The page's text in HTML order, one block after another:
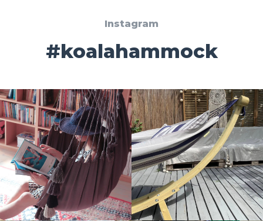
Instagram
#koalahammock